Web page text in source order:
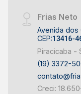
Frias Neto
Avenida dos
CEP:13416-
Piracicaba -
(19) 3372-
Creci: